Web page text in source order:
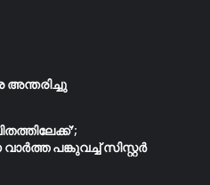
അന്തരിച്ചു
പങ്കുവച്ച് സിസ്റ്റർ